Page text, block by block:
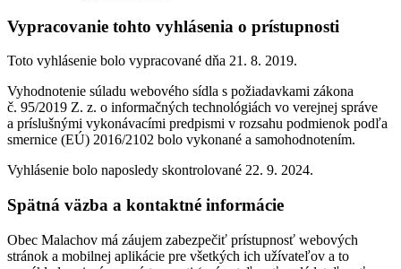
Vypracovanie tohto vyhlásenia o prístupnosti
Toto vyhlásenie bolo vypracované dňa 21. 8. 2019.
Vyhodnotenie súladu webového sídla s požiadavkami zákona
č. 95/2019 Z. z. o informačných technológiách vo verejnej správe
a príslušnými vykonávacími predpismi v rozsahu podmienok podľa
smernice (EÚ) 2016/2102 bolo vykonané a samohodnotením.
Vyhlásenie bolo naposledy skontrolované 22. 9. 2024.
Spätná väzba a kontaktné informácie
Obec Malachov má záujem zabezpečiť prístupnosť webových
stránok a mobilnej aplikácie pre všetkých ich užívateľov a to